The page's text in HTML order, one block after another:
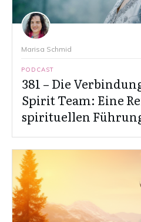
Marisa Schmid
PODCAST
381 – Die
Spirit Team: Eine
spirituellen